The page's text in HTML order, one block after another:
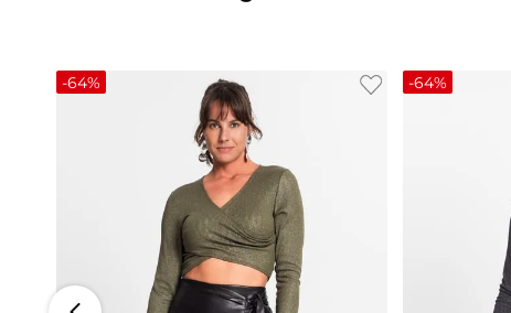
-64% -64%